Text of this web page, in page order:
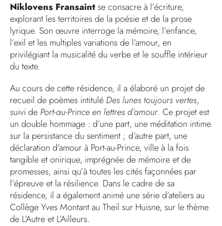
Niklovens Fransaintse consacre à l’écriture,
explorant les territoires de la poésie et de la prose
lyrique. Son œuvre interroge la mémoire, l’enfance,
l’exil et les multiples variations de l’amour, en
privilégiant la musicalité du verbe et le souffle intérieur
du texte.
Au cours de cette résidence, il a élaboré un projet de
recueil de poèmes intitulé Des lunes toujours vertes,
suivi de Port-au-Prince en lettres d’amour. Ce projet est
un double hommage : d’une part, une méditation intime
sur la persistance du sentiment ; d’autre part, une
déclaration d’amour à Port-au-Prince, ville à la fois
tangible et onirique, imprégnée de mémoire et de
promesses, ainsi qu’à toutes les cités façonnées par
l’épreuve et la résilience. Dans le cadre de sa
résidence, il a également animé une série d’ateliers au
Collège Yves Montant au Theil sur Huisne, sur le thème
de L’Autre et L’Ailleurs.